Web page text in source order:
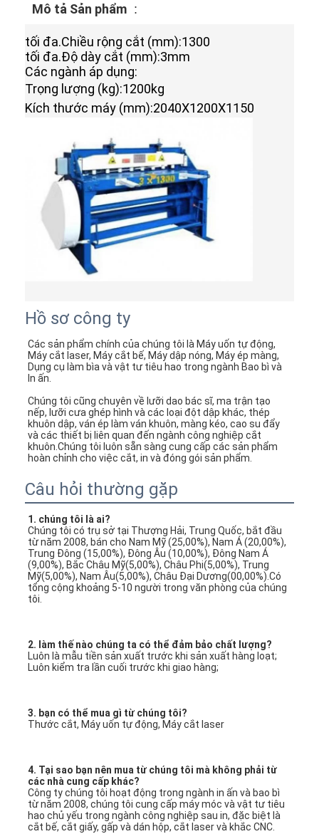
Các sản phẩm
Về chúng tôi
Tham quan nhà máy
Mô tả Sản phẩm :
tối đa.Chiều rộng cắt (mm):1300
tối đa.Độ dày cắt (mm):3mm
Các ngành áp dụng:
Trọng lượng (kg):1200kg
Kích thước máy (mm):2040X1200X1150
Hồ sơ công ty
Các sản phẩm chính của chúng tôi là Máy uốn tự động,
Máy cắt laser, Máy cắt bế, Máy dập nóng, Máy ép màng,
Dụng cụ làm bìa và vật tư tiêu hao trong ngành Bao bì và
In ấn.
Chúng tôi cũng chuyên về lưỡi dao bác sĩ, ma trận tạo
nếp, lưỡi cưa ghép hình và các loại đột dập khác, thép
khuôn dập, ván ép làm ván khuôn, màng kéo, cao su đẩy
và các thiết bị liên quan đến ngành công nghiệp cắt
khuôn.Chúng tôi luôn sẵn sàng cung cấp các sản phẩm
hoàn chỉnh cho việc cắt, in và đóng gói sản phẩm.
Câu hỏi thường gặp
1. chúng tôi là ai?
Chúng tôi có trụ sở tại Thượng Hải, Trung Quốc, bắt đầu
từ năm 2008, bán cho Nam Mỹ (25,00%), Nam Á (20,00%),
Trung Đông (15,00%), Đông Âu (10,00%), Đông Nam Á
(9,00%), Bắc Châu Mỹ(5,00%), Châu Phi(5,00%), Trung
Mỹ(5,00%), Nam Âu(5,00%), Châu Đại Dương(00,00%).Có
tổng cộng khoảng 5-10 người trong văn phòng của chúng
tôi.
2. làm thế nào chúng ta có thể đảm bảo chất lượng?
Luôn là mẫu tiền sản xuất trước khi sản xuất hàng loạt;
Luôn kiểm tra lần cuối trước khi giao hàng;
3. bạn có thể mua gì từ chúng tôi?
Thước cắt, Máy uốn tự động, Máy cắt laser
4. Tại sao bạn nên mua từ chúng tôi mà không phải từ
các nhà cung cấp khác?
Công ty chúng tôi hoạt động trong ngành in ấn và bao bì
từ năm 2008, chúng tôi cung cấp máy móc và vật tư tiêu
hao chủ yếu trong ngành công nghiệp sau in, đặc biệt là
cắt bế, cắt giấy, gấp và dán hộp, cắt laser và khắc CNC.